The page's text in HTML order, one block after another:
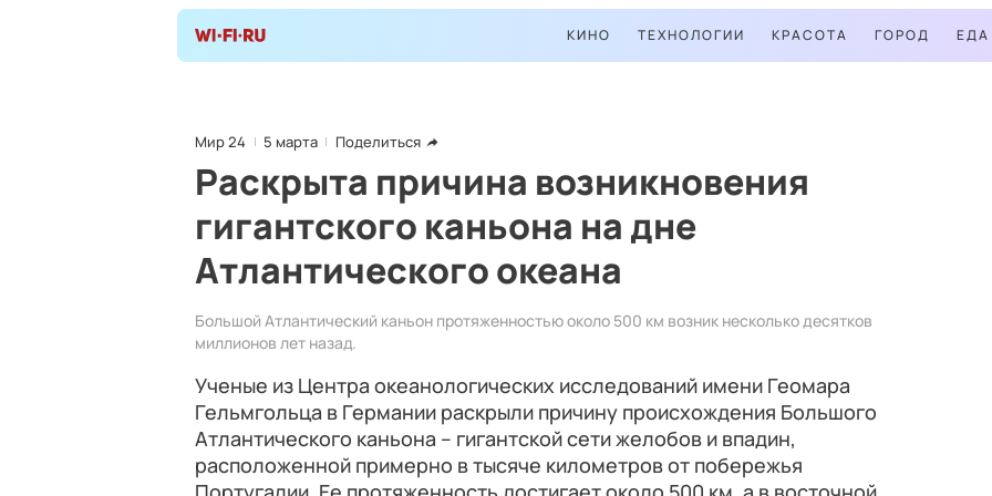
КИНО ТЕХНОЛОГИИ КРАСОТА ГОРОД ЕДА
Мир 24 5 марта Поделиться
Раскрыта причина возникновения
гигантского каньона на дне
Атлантического океана
Большой Атлантический каньон протяженностью около 500 км возник несколько десятков
миллионов лет назад.
Ученые из Центра океанологических исследований имени Геомара
Гельмгольца в Германии раскрыли причину происхождения Большого
Атлантического каньона – гигантской сети желобов и впадин,
расположенной примерно в тысяче километров от побережья